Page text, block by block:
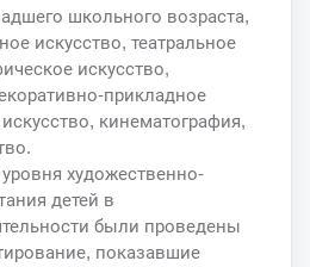
школьного возраста,
искусство, театральное
искусство,
прикладное
кинематография,
художественно-
детей в
были проведены
показавшие